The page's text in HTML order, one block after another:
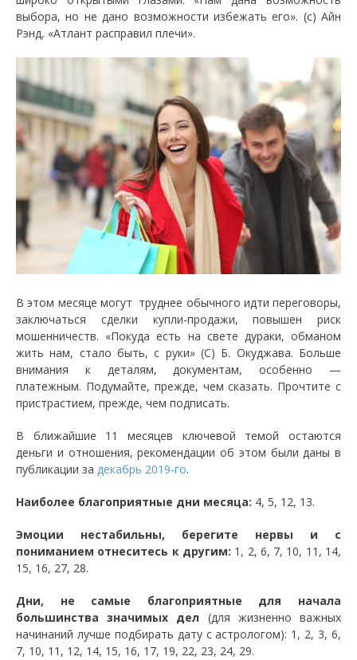
выбора, но не дано возможности избежать его». (с) Айн
Рэнд, «Атлант расправил плечи».
В этом месяце могут труднее обычного идти переговоры,
заключаться сделки купли-продажи, повышен риск
мошенничеств. «Покуда есть на свете дураки, обманом
жить нам, стало быть, с руки» (С) Б. Окуджава. Больше
внимания к деталям, документам, особенно —
платежным. Подумайте, прежде, чем сказать. Прочтите с
пристрастием, прежде, чем подписать.
В ближайшие 11 месяцев ключевой темой остаются
деньги и отношения, рекомендации об этом были даны в
публикации за декабрь 2019-го.
Наиболее благоприятные дни месяца: 4, 5, 12, 13.
Эмоции нестабильны, берегите нервы и с
пониманием отнеситесь к другим: 1, 2, 6, 7, 10, 11, 14,
15, 16, 27, 28.
Дни, не самые благоприятные для начала
большинства значимых дел (для жизненно важных
начинаний лучше подбирать дату с астрологом): 1, 2, 3, 6,
7, 10, 11, 12, 14, 15, 16, 17, 19, 22, 23, 24, 29.